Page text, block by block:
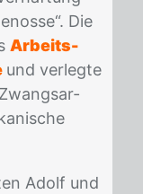
Die
Arbeits-
und ver­leg­te
Adolf und